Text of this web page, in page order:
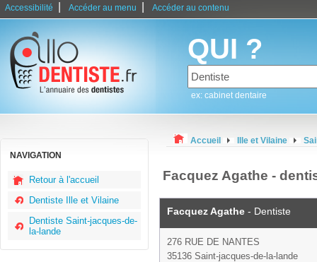
Accessibilité Accéder au menu Accéder au contenu
QUI ?
ex: cabinet dentaire
NAVIGATION
Retour à l'accueil
Dentiste Ille et Vilaine
Dentiste Saint-jacques-de-
la-lande
Accueil Ille et Vilaine
Facquez Agathe -
Facquez Agathe - Dentiste
276 RUE DE NANTES
35136 Saint-jacques-de-la-lande